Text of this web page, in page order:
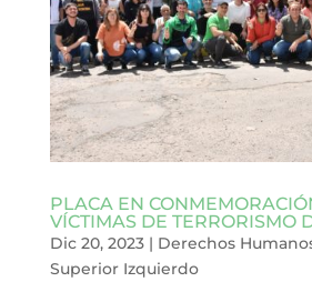
PLACA EN
VÍCTIMAS DE TERRORISMO
Dic 20, 2023| Derechos
Superior Izquierdo